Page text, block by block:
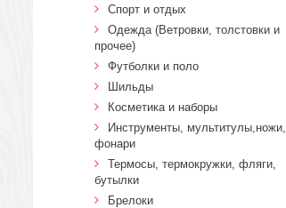
Спорт и отдых
Одежда (Ветровки, толстовки и
прочее)
Футболки и поло
Шильды
Косметика и наборы
Инструменты, мультитулы,ножи,
фонари
Термосы, термокружки, фляги,
бутылки
Брелоки